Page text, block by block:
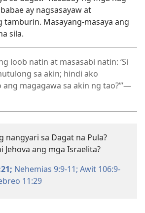
ay nagsasayaw at
Masayang-masaya ang
sila.
loob natin at masasabi natin: ‘Si
sa akin; hindi ako
magagawa sa akin ng tao?’”—
nangyari sa Dagat na Pula?
Jehova ang mga Israelita?
Nehemias 9:9-11; Awit 106:9-
11:29